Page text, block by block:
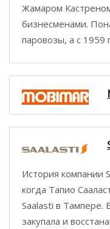
Жамаром
бизнесменами.
паровозы, а с 1959
История компании
когда Тапио
Saalasti в Тампере.
закупала и